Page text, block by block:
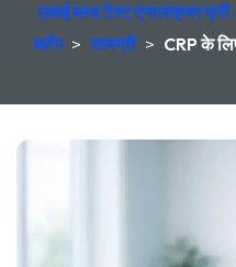
एआई ब्लड टेस्ट एनालाइजर फ्री -
ब्लॉग > सामग्री > CRP के